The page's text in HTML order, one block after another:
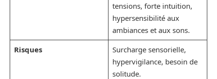
tensions, forte intuition,
hypersensibilité aux
ambiances et aux sons.
Risques
Surcharge sensorielle,
hypervigilance, besoin de
solitude.